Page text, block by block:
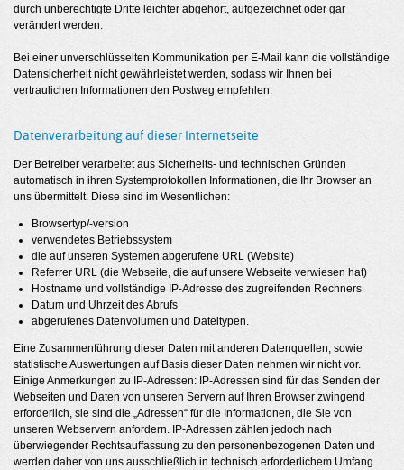
durch unberechtigte Dritte leichter abgehört, aufgezeichnet oder gar
verändert werden.
Bei einer unverschlüsselten Kommunikation per E-Mail kann die vollständige
Datensicherheit nicht gewährleistet werden, sodass wir Ihnen bei
vertraulichen Informationen den Postweg empfehlen.
Datenverarbeitung auf dieser Internetseite
Der Betreiber verarbeitet aus Sicherheits- und technischen Gründen
automatisch in ihren Systemprotokollen Informationen, die Ihr Browser an
uns übermittelt. Diese sind im Wesentlichen:
Browsertyp/-version
verwendetes Betriebssystem
die auf unseren Systemen abgerufene URL (Website)
Referrer URL (die Webseite, die auf unsere Webseite verwiesen hat)
Hostname und vollständige IP-Adresse des zugreifenden Rechners
Datum und Uhrzeit des Abrufs
abgerufenes Datenvolumen und Dateitypen.
Eine Zusammenführung dieser Daten mit anderen Datenquellen, sowie
statistische Auswertungen auf Basis dieser Daten nehmen wir nicht vor.
Einige Anmerkungen zu IP-Adressen: IP-Adressen sind für das Senden der
Webseiten und Daten von unseren Servern auf Ihren Browser zwingend
erforderlich, sie sind die „Adressen“ für die Informationen, die Sie von
unseren Webservern anfordern. IP-Adressen zählen jedoch nach
überwiegender Rechtsauffassung zu den personenbezogenen Daten und
werden daher von uns ausschließlich in technisch erforderlichem Umfang